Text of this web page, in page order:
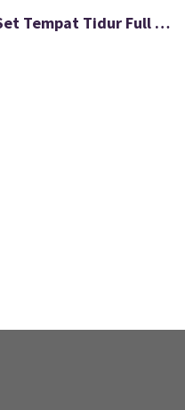
Set Tempat Tidur Full Jok Desain Minimalis Modern FS-046